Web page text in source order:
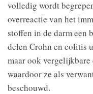
volledig wordt
overreactie van het
stoffen in de darm een
delen Crohn en colitis
maar ook
waardoor ze als
beschouwd.